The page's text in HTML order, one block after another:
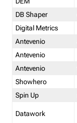
DB Shaper
Digital Metrics
Antevenio
Antevenio
Antevenio
Showhero
Spin Up
Datawork